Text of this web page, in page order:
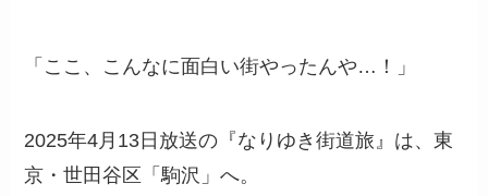
「ここ、こんなに面白い街やったんや…！」
2025年4月13日放送の『なりゆき街道旅』は、東
京・世田谷区「駒沢」へ。